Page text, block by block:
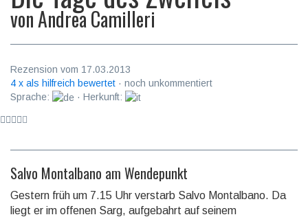
vonAndrea Camilleri
Rezension vom 17.03.2013
4 x als hilfreich bewertet · noch unkommentiert
Sprache:
· Herkunft:
Salvo Montalbano am Wendepunkt
Gestern früh um 7.15 Uhr verstarb Salvo Montalbano. Da
liegt er im offenen Sarg, aufgebahrt auf seinem